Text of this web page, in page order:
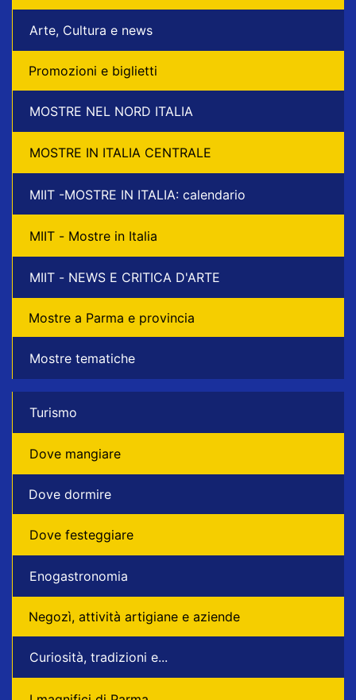
Arte, Cultura e news
Promozioni e biglietti
MOSTRE NEL NORD ITALIA
MOSTRE IN ITALIA CENTRALE
MIIT -MOSTRE IN ITALIA: calendario
MIIT - Mostre in Italia
MIIT - NEWS E CRITICA D'ARTE
Mostre a Parma e provincia
Mostre tematiche
Turismo
Dove mangiare
Dove dormire
Dove festeggiare
Enogastronomia
Negozì, attività artigiane e aziende
Curiosità, tradizioni e...